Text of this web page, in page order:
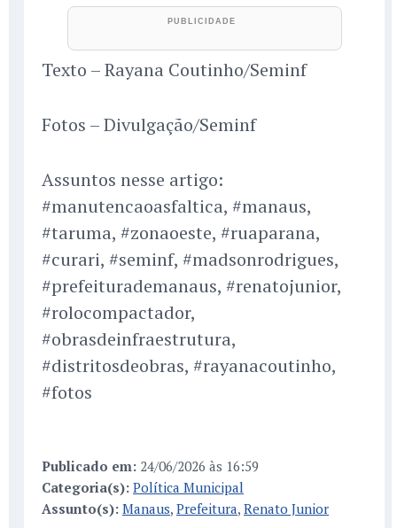
Texto – Rayana Coutinho/Seminf
Fotos – Divulgação/Seminf
Assuntos nesse artigo:
#manutencaoasfaltica, #manaus,
#taruma, #zonaoeste, #ruaparana,
#curari, #seminf, #madsonrodrigues,
#prefeiturademanaus, #renatojunior,
#rolocompactador,
#obrasdeinfraestrutura,
#distritosdeobras, #rayanacoutinho,
#fotos
Publicado em: 24/06/2026 às 16:59
Categoria(s): Política Municipal
Assunto(s): Manaus, Prefeitura, Renato Junior